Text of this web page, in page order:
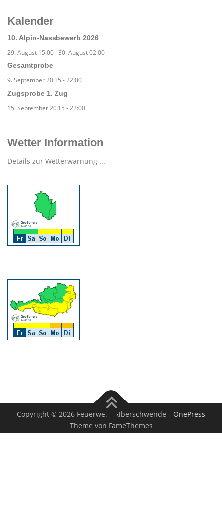
Kalender
10. Alpin-Nassbewerb 2026
29. August 15:00-30. August 02:00
Gesamtprobe
9. September 20:15 -22:00
Zugsprobe 1. Zug
15. September 20:15 -22:00
Wetter Information
Details zur Wetterwarnung ...
Copyright © 2026 Feuerwehr Alberschwende – OnePress
Theme von FameThemes